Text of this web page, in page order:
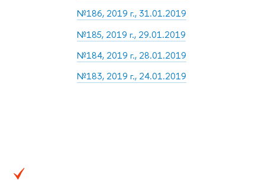
№186, 2019 г., 31.01.2019
№185, 2019 г., 29.01.2019
№184, 2019 г., 28.01.2019
№183, 2019 г., 24.01.2019